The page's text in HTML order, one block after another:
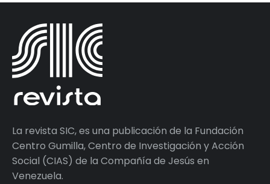
La revista SIC, es una publicación de la Fundación
Centro Gumilla, Centro de Investigación y Acción
Social (CIAS) de la Compañía de Jesús en
Venezuela.